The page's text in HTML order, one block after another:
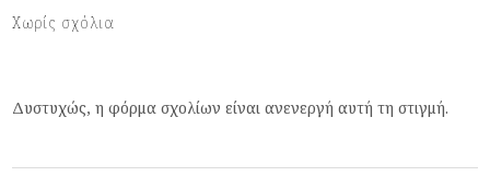
Χωρίς σχόλια
Δυστυχώς, η φόρμα σχολίων είναι ανενεργή αυτή τη στιγμή.